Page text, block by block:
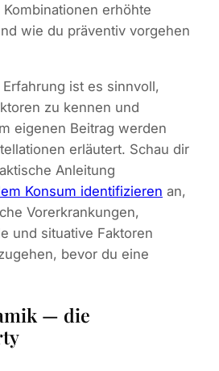
erhöhte
wie du präventiv vorgehen
ist es sinnvoll,
zu kennen und
eigenen Beitrag werden
erläutert. Schau dir
Anleitung
Konsum identifizieren an,
Vorerkrankungen,
und situative Faktoren
bevor du eine
— die